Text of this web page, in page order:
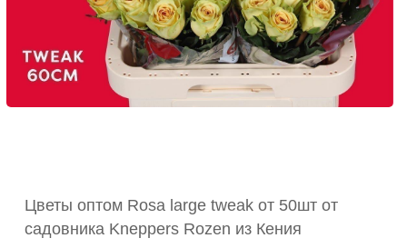
Цветы оптом Rosa large tweak от 50шт от
садовника Kneppers Rozen из Кения